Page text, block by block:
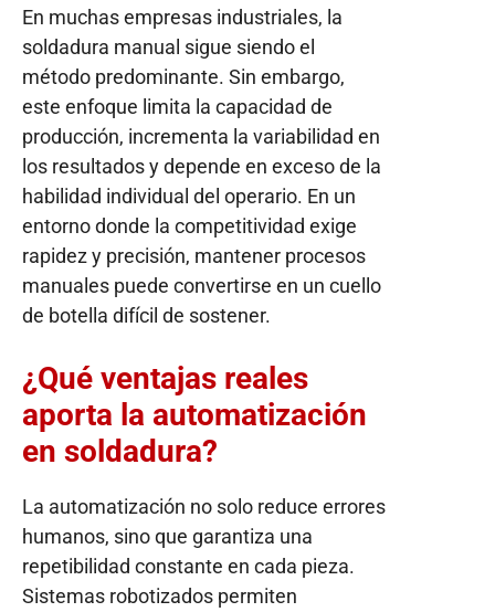
En muchas empresas industriales, la
soldadura manual sigue siendo el
método predominante. Sin embargo,
este enfoque limita la capacidad de
producción, incrementa la variabilidad en
los resultados y depende en exceso de la
habilidad individual del operario. En un
entorno donde la competitividad exige
rapidez y precisión, mantener procesos
manuales puede convertirse en un cuello
de botella difícil de sostener.
¿Qué ventajas reales
aporta la automatización
en soldadura?
La automatización no solo reduce errores
humanos, sino que garantiza una
repetibilidad constante en cada pieza.
Sistemas robotizados permiten